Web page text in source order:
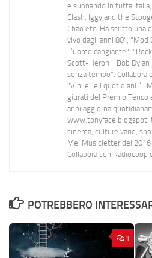
e suonando in tutta
Clash, Iggy and the
Chao etc. Ha scritto una
vivo dagli anni 80", "Mod
L’uomo cangiante",
Scott-Heron Il Bob Dylan
senza tempo". Collabora
"Vinile" e i quotidiani “Il
giurati del Premio Tenco
anni aggiorna
cinema, culture varie,
Mei Musicletter del
Collabora con Radiocoop
POTREBBERO
1